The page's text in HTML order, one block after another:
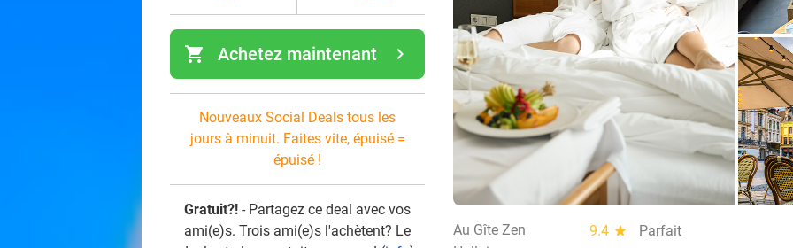
shopping_cart navigate_next
Achetez maintenant
Nouveaux Social Deals tous les
jours à minuit. Faites vite, épuisé =
épuisé !
Gratuit?! - Partagez ce deal avec vos
ami(e)s. Trois ami(e)s l'achètent? Le
Au Gîte Zen 9.4 star
Parfait